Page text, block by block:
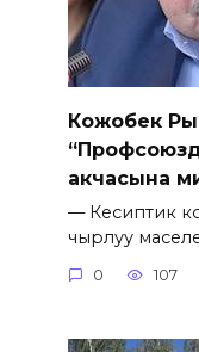
Кожобек
акчасына
— Кесиптик
чырлуу
0 107